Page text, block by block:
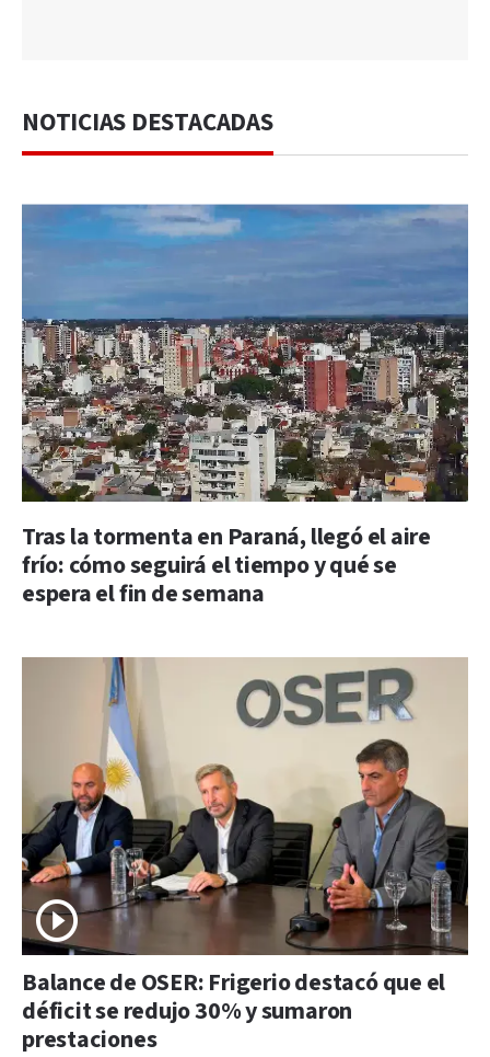
NOTICIAS DESTACADAS
Tras la tormenta en Paraná, llegó el aire
frío: cómo seguirá el tiempo y qué se
espera el fin de semana
Balance de OSER: Frigerio destacó que el
déficit se redujo 30% y sumaron
prestaciones